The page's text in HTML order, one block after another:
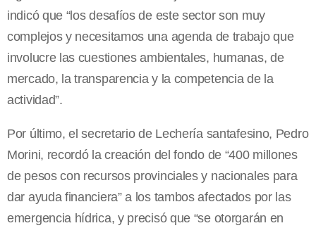
indicó que “los desafíos de este sector son muy
complejos y necesitamos una agenda de trabajo que
involucre las cuestiones ambientales, humanas, de
mercado, la transparencia y la competencia de la
actividad”.
Por último, el secretario de Lechería santafesino, Pedro
Morini, recordó la creación del fondo de “400 millones
de pesos con recursos provinciales y nacionales para
dar ayuda financiera” a los tambos afectados por las
emergencia hídrica, y precisó que “se otorgarán en